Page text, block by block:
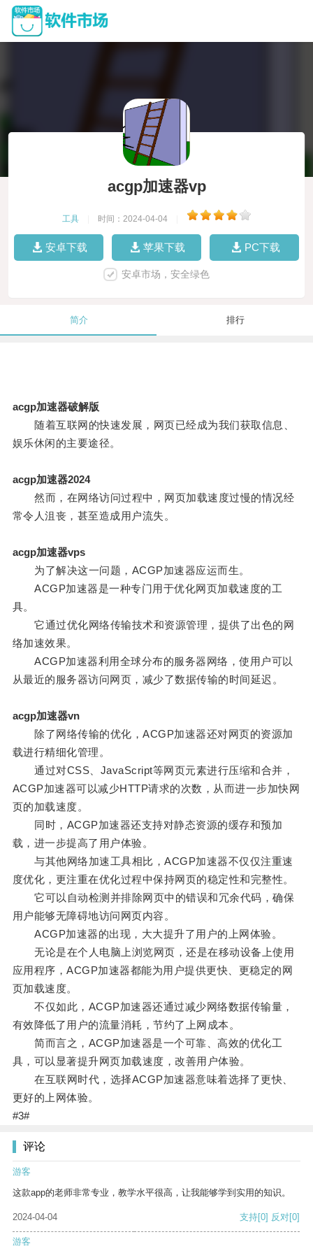
acgp加速器vp
工具 时间：2024-04-04
安卓下载 苹果下载 PC下载
安卓市场，安全绿色
简介 排行
acgp加速器破解版
随着互联网的快速发展，网页已经成为我们获取信息、
娱乐休闲的主要途径。
acgp加速器2024
然而，在网络访问过程中，网页加载速度过慢的情况经
常令人沮丧，甚至造成用户流失。
acgp加速器vps
为了解决这一问题，ACGP加速器应运而生。
ACGP加速器是一种专门用于优化网页加载速度的工
具。
它通过优化网络传输技术和资源管理，提供了出色的网
络加速效果。
ACGP加速器利用全球分布的服务器网络，使用户可以
从最近的服务器访问网页，减少了数据传输的时间延迟。
acgp加速器vn
除了网络传输的优化，ACGP加速器还对网页的资源加
载进行精细化管理。
通过对CSS、JavaScript等网页元素进行压缩和合并，
ACGP加速器可以减少HTTP请求的次数，从而进一步加快网
页的加载速度。
同时，ACGP加速器还支持对静态资源的缓存和预加
载，进一步提高了用户体验。
与其他网络加速工具相比，ACGP加速器不仅仅注重速
度优化，更注重在优化过程中保持网页的稳定性和完整性。
它可以自动检测并排除网页中的错误和冗余代码，确保
用户能够无障碍地访问网页内容。
ACGP加速器的出现，大大提升了用户的上网体验。
无论是在个人电脑上浏览网页，还是在移动设备上使用
应用程序，ACGP加速器都能为用户提供更快、更稳定的网
页加载速度。
不仅如此，ACGP加速器还通过减少网络数据传输量，
有效降低了用户的流量消耗，节约了上网成本。
简而言之，ACGP加速器是一个可靠、高效的优化工
具，可以显著提升网页加载速度，改善用户体验。
在互联网时代，选择ACGP加速器意味着选择了更快、
更好的上网体验。
#3#
评论
游客
这款app的老师非常专业，教学水平很高，让我能够学到实用的知识。
2024-04-04 支持[0] 反对[0]
游客